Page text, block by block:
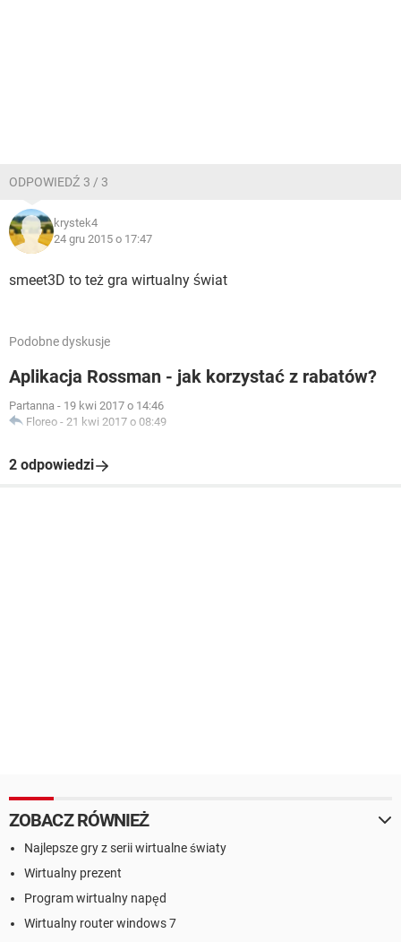
ODPOWIEDŹ 3 / 3
krystek4
24 gru 2015 o 17:47
smeet3D to też gra wirtualny świat
Podobne dyskusje
Aplikacja Rossman - jak korzystać z rabatów?
Partanna - 19 kwi 2017 o 14:46
Floreo - 21 kwi 2017 o 08:49
2 odpowiedzi
ZOBACZ RÓWNIEŻ
Najlepsze gry z serii wirtualne światy
Wirtualny prezent
Program wirtualny napęd
Wirtualny router windows 7